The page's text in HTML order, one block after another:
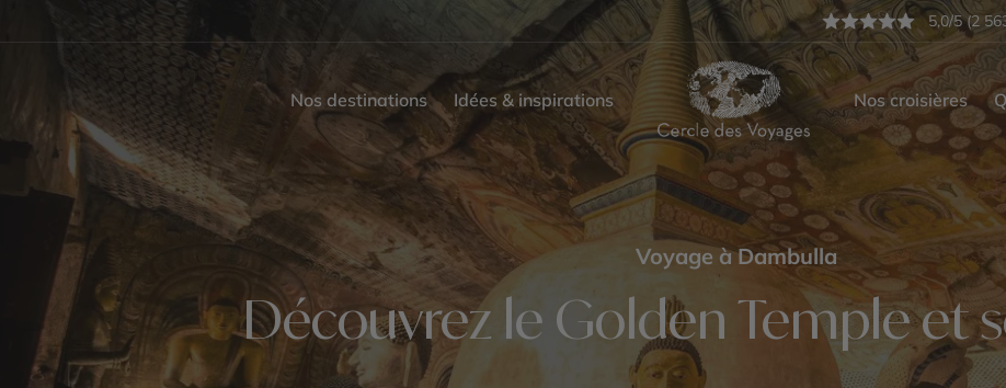
5,0/5 (2
Nos destinations Idées & inspirations Nos croisières
Voyage à Dambulla
Découvrez le Golden Temple et